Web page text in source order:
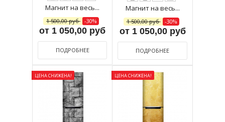
Магнит на весь...
1 500,00 руб -30%
от 1 050,00 руб
ПОДРОБНЕЕ
Магнит на весь...
1 500,00 руб -30%
от 1 050,00 руб
ПОДРОБНЕЕ
ЦЕНА СНИЖЕНА! ЦЕНА СНИЖЕНА!